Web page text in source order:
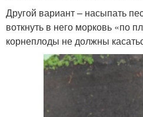
Другой вариант – насыпать
воткнуть в него морковь «по
корнеплоды не должны